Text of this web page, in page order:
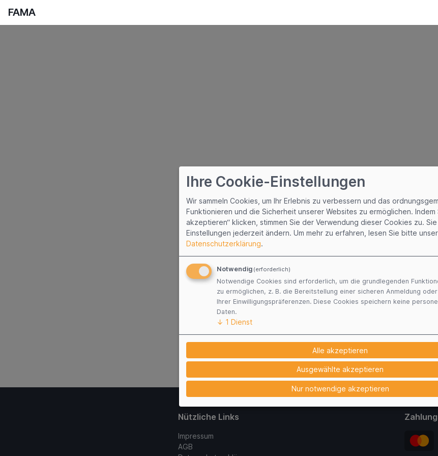
FAMA
Nützliche Links
Impressum
AGB
Ihre Cookie-Einstellungen
Wir sammeln Cookies, um Ihr Erlebnis zu verbessern und das
Funktionieren und die Sicherheit unserer Websites zu ermöglichen. Indem
akzeptieren“ klicken, stimmen Sie der Verwendung dieser Cookies zu.
Einstellungen jederzeit ändern. Um mehr zu erfahren, lesen Sie bitte
Datenschutzerklärung.
Notwendig (erforderlich)
Notwendige Cookies sind erforderlich, um die grundlegenden
zu ermöglichen, z. B. die Bereitstellung einer sicheren Anmeldung
Ihrer Einwilligungspräferenzen. Diese Cookies speichern keine
Daten.
↓ 1 Dienst
Nur notwendige akzeptieren
Ausgewählte akzeptieren
Alle akzeptieren